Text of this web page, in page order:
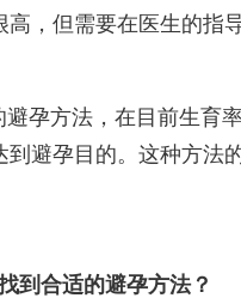
，但需要在医生的指
孕方法，在目前生育
避孕目的。这种方法
到合适的避孕方法？